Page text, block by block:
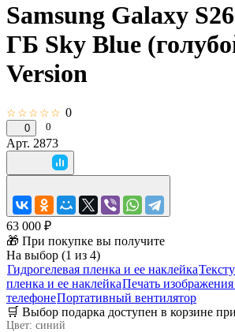
Samsung Galaxy
ГБ Sky Blue
Version
☆☆☆☆☆ 0
0 0
Арт. 2873
63 000 ₽
🎁 При покупке вы получите
На выбор (1 из 4)
Гидрогелевая пленка и ее наклейка
пленка и ее наклейкаПечать
телефонеПортативный вентилятор
🛒 Выбор подарка доступен в корзине
Цвет: синий